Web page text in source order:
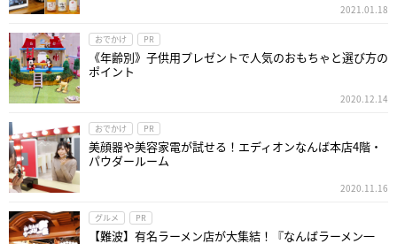
2021.01.18
おでかけ PR
《年齢別》子供用プレゼントで人気のおもちゃと選び方の
ポイント
2020.12.14
おでかけ PR
美顔器や美容家電が試せる！エディオンなんば本店4階・
パウダールーム
2020.11.16
グルメ PR
【難波】有名ラーメン店が大集結！『なんばラーメン一